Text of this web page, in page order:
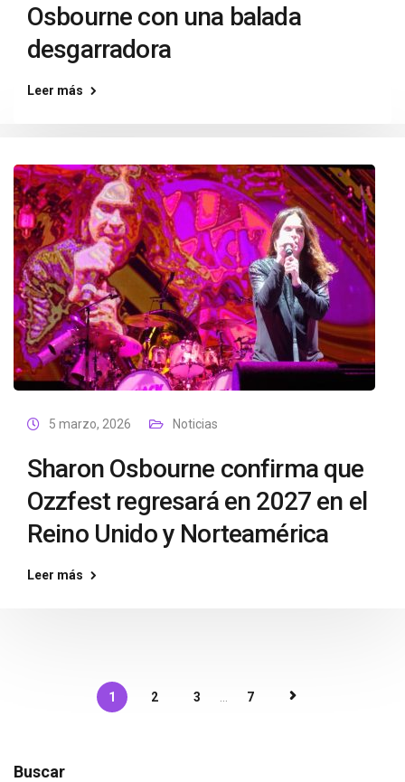
Osbourne con una balada
desgarradora
Leer más
5 marzo, 2026 Noticias
Sharon Osbourne confirma que
Ozzfest regresará en 2027 en el
Reino Unido y Norteamérica
Leer más
1 2 3 7
Buscar